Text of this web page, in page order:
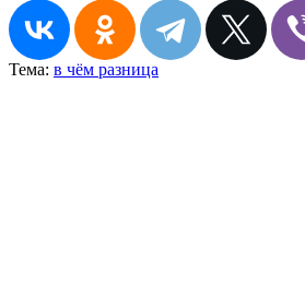
Тема: в чём разница